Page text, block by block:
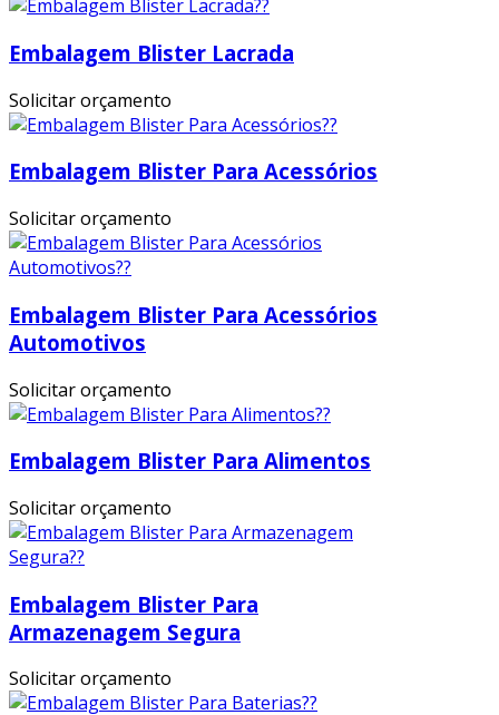
Embalagem Blister Lacrada
Solicitar orçamento
Embalagem Blister Para Acessórios
Solicitar orçamento
Embalagem Blister Para Acessórios
Automotivos
Solicitar orçamento
Embalagem Blister Para Alimentos
Solicitar orçamento
Embalagem Blister Para
Armazenagem Segura
Solicitar orçamento